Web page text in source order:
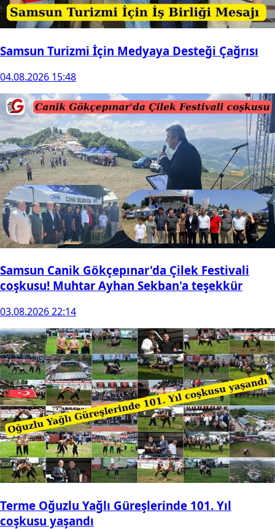
Samsun Turizmi İçin Medyaya Desteği Çağrısı
04.08.2026 15:48
Samsun Canik Gökçepınar'da Çilek Festivali
coşkusu! Muhtar Ayhan Sekban'a teşekkür
03.08.2026 22:14
Terme Oğuzlu Yağlı Güreşlerinde 101. Yıl
coşkusu yaşandı